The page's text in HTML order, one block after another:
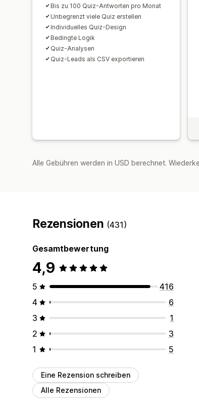
Bis zu 100 Quiz-Antworten pro Monat
Unbegrenzt viele Quiz erstellen
Individuelles Quiz-Design
Bedingte Logik
Quiz-Analysen
Quiz-Leads als CSV exportieren
Alle Gebühren werden in USD berechnet.
Rezensionen (431)
Gesamtbewertung
4,9
5
416
4
6
3
1
2
3
1
5
Eine Rezension schreiben
Alle Rezensionen